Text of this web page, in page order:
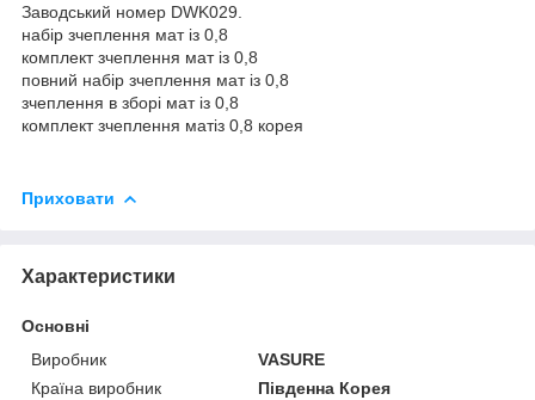
Заводський номер DWK029.
набір зчеплення мат із 0,8
комплект зчеплення мат із 0,8
повний набір зчеплення мат із 0,8
зчеплення в зборі мат із 0,8
комплект зчеплення матіз 0,8 корея
Приховати
Характеристики
Основні
Виробник
VASURE
Країна виробник
Південна Корея